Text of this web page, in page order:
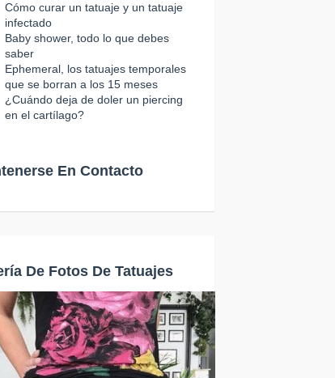
Cómo curar un tatuaje y un tatuaje
infectado
Baby shower, todo lo que debes
saber
Ephemeral, los tatuajes temporales
que se borran a los 15 meses
¿Cuándo deja de doler un piercing
en el cartílago?
En Contacto
De Fotos De Tatuajes